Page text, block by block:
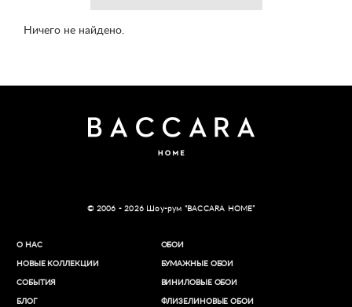
Ничего не найдено.
© 2006 - 2026 Шоу-рум “BACCARA HOME”
О НАС
НОВЫЕ КОЛЛЕКЦИИ
СОБЫТИЯ
БЛОГ
ОБОИ
БУМАЖНЫЕ ОБОИ
ВИНИЛОВЫЕ ОБОИ​
ФЛИЗЕЛИНОВЫЕ ОБОИ